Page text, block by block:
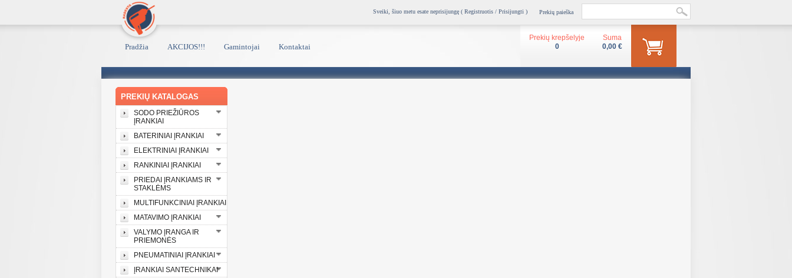
Prekių paieška
Sveiki, šiuo metu esate neprisijungę ( Registruotis / Prisijungti )
Pradžia AKCIJOS!!! Gamintojai Kontaktai
Suma
0,00 €
Prekių krepšelyje
0
PREKIŲ KATALOGAS
SODO PRIEŽIŪROS
ĮRANKIAI
BATERINIAI ĮRANKIAI
ELEKTRINIAI ĮRANKIAI
RANKINIAI ĮRANKIAI
PRIEDAI ĮRANKIAMS IR
STAKLĖMS
MULTIFUNKCINIAI ĮRANKIAI
MATAVIMO ĮRANKIAI
VALYMO ĮRANGA IR
PRIEMONĖS
PNEUMATINIAI ĮRANKIAI
ĮRANKIAI SANTECHNIKAI